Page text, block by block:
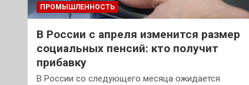
ПРОМЫШЛЕННОСТЬ
В России с апреля изменится размер
социальных пенсий: кто получит
прибавку
В России со следующего месяца ожидается